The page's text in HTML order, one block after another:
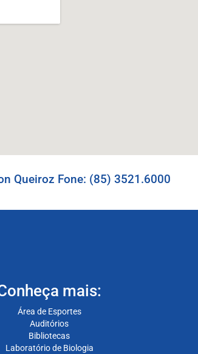
Queiroz Fone: (85) 3521.6000
mais:
Área de Esportes
Auditórios
Bibliotecas
Laboratório de Biologia